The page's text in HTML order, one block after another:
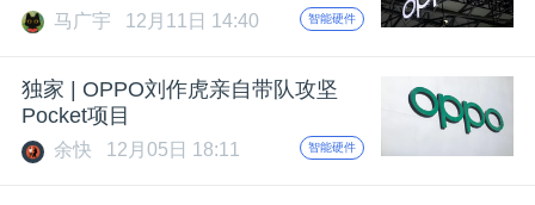
马广宇 12月11日 14:40 智能硬件
独家 | OPPO刘作虎亲自带队攻坚
Pocket项目
余快 12月05日 18:11 智能硬件